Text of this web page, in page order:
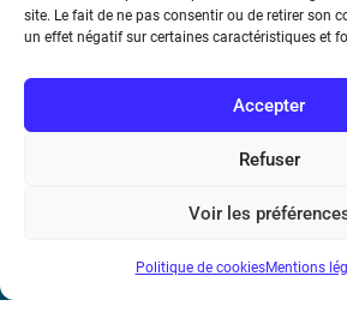
site. Le fait de ne pas consentir ou de retirer son
un effet négatif sur certaines caractéristiques et
Accepter
Refuser
Voir les
Politique de cookiesMentions